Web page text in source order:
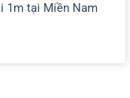
1m tại Miền Nam